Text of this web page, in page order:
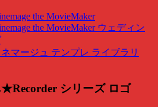
the MovieMaker
the MovieMaker ウェディン
マージュ テンプレ ライブラリ